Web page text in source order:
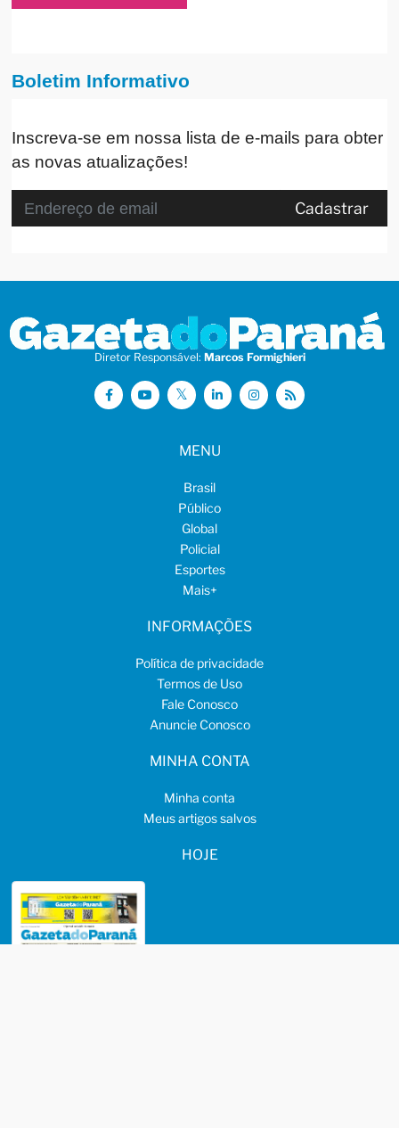
Boletim Informativo
Inscreva-se em nossa lista de e-mails para obter
as novas atualizações!
Cadastrar
Diretor Responsável: Marcos Formighieri
MENU
Brasil
Público
Global
Policial
Esportes
Mais+
INFORMAÇÕES
Política de privacidade
Termos de Uso
Fale Conosco
Anuncie Conosco
MINHA CONTA
Minha conta
Meus artigos salvos
HOJE